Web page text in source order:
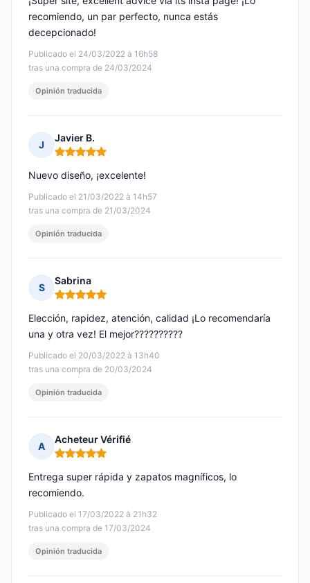
Publicado el 24/03/2022 à 16h58
tras una compra de 24/03/2024
recomiendo, un par perfecto, nunca estás
decepcionado!
Opinión traducida
J
Javier B.
Nota: 5 de 5
Publicado el 21/03/2022 à 14h57
tras una compra de 21/03/2024
Nuevo diseño, ¡excelente!
Opinión traducida
S
Sabrina
Nota: 5 de 5
Publicado el 20/03/2022 à 13h40
tras una compra de 20/03/2024
Elección, rapidez, atención, calidad ¡Lo recomendaría
una y otra vez! El mejor??????????
Opinión traducida
A
Acheteur Vérifié
Nota: 5 de 5
Publicado el 17/03/2022 à 21h32
tras una compra de 17/03/2024
Entrega super rápida y zapatos magníficos, lo
recomiendo.
Opinión traducida